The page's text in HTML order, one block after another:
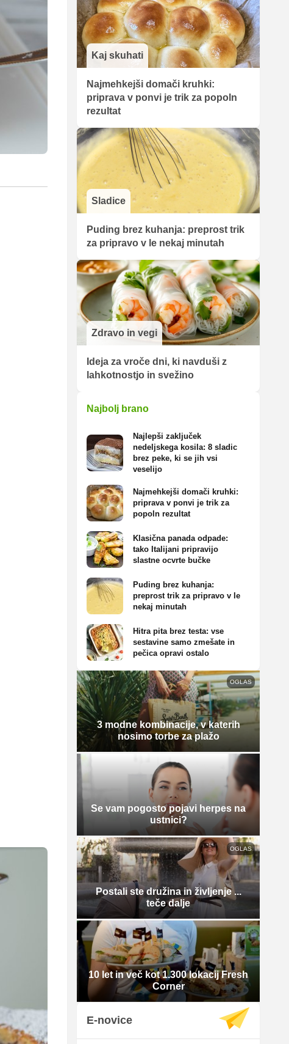
Kaj skuhati
Najmehkejši domači kruhki:
priprava v ponvi je trik za popoln
rezultat
Sladice
Puding brez kuhanja: preprost trik
za pripravo v le nekaj minutah
Zdravo in vegi
Ideja za vroče dni, ki navduši z
lahkotnostjo in svežino
Najbolj brano
Najlepši zaključek
nedeljskega kosila: 8 sladic
brez peke, ki se jih vsi
veselijo
Najmehkejši domači kruhki:
priprava v ponvi je trik za
popoln rezultat
Klasična panada odpade:
tako Italijani pripravijo
slastne ocvrte bučke
Puding brez kuhanja:
preprost trik za pripravo v le
nekaj minutah
Hitra pita brez testa: vse
sestavine samo zmešate in
pečica opravi ostalo
OGLAS
3 modne kombinacije, v katerih
nosimo torbe za plažo
Se vam pogosto pojavi herpes na
ustnici?
OGLAS
Postali ste družina in življenje ...
teče dalje
10 let in več kot 1.300 lokacij Fresh
Corner
E-novice